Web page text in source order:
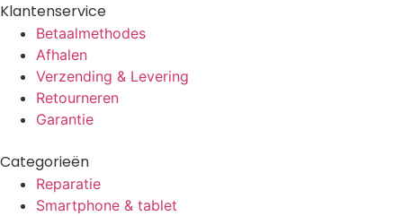
Klantenservice
Betaalmethodes
Afhalen
Verzending & Levering
Retourneren
Garantie
Categorieën
Reparatie
Smartphone & tablet